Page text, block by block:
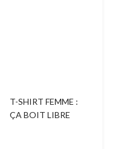
T-SHIRT FEMME :
ÇA BOIT LIBRE